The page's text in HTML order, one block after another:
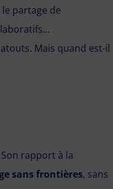
partage de
Mais quand est-il
rapport à la
sans frontières, sans